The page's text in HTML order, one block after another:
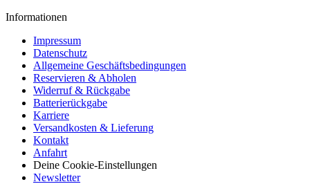
Informationen
Impressum
Datenschutz
Allgemeine Geschäftsbedingungen
Reservieren & Abholen
Widerruf & Rückgabe
Batterierückgabe
Karriere
Versandkosten & Lieferung
Kontakt
Anfahrt
Deine Cookie-Einstellungen
Newsletter